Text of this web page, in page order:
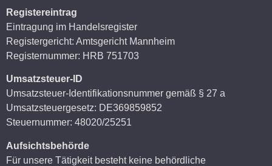
Registereintrag
Eintragung im Handelsregister
Registergericht: Amtsgericht Mannheim
Registernummer: HRB 751703
Umsatzsteuer-ID
Umsatzsteuer-Identifikationsnummer gemäß § 27 a
Umsatzsteuergesetz: DE369859852
Steuernummer: 48020/25251
Aufsichtsbehörde
Für unsere Tätigkeit besteht keine behördliche